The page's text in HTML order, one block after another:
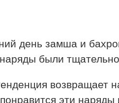
день замша и
были
возвращает
эти наряды